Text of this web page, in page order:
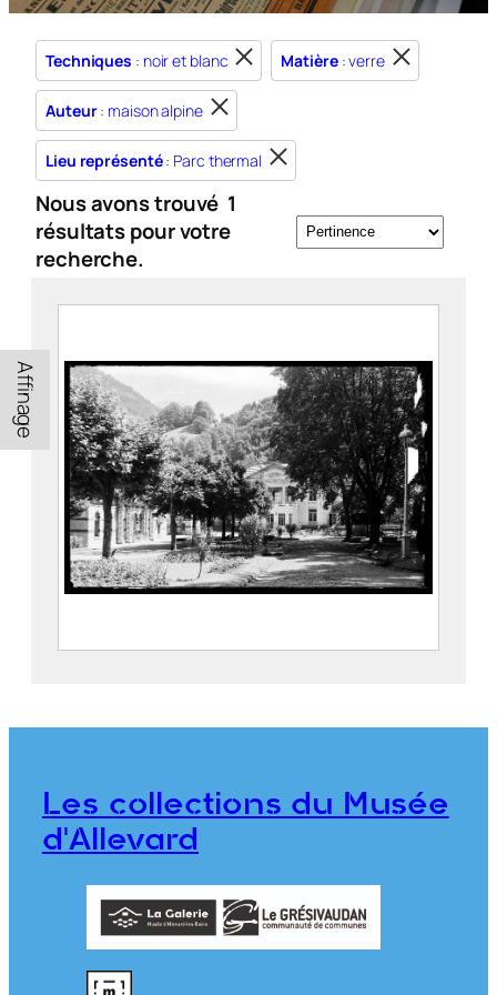
Techniques : noir et blanc Matière: verre
Auteur: maison alpine
Lieu représenté: Parc thermal
Nous avons trouvé 1
résultats pour votre
recherche.
Affinage
Le Parc thermal d’Allevard,
Maison Alpine
CE2020.1.299
Les collections du Musée
d'Allevard